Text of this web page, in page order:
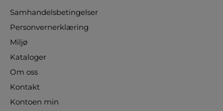
Samhandelsbetingelser
Personvernerklæring
Miljø
Kataloger
Om oss
Kontakt
Kontoen min